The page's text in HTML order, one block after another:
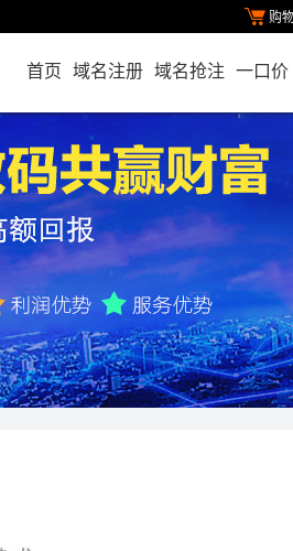
购
首页 域名注册 域名抢注 一口价